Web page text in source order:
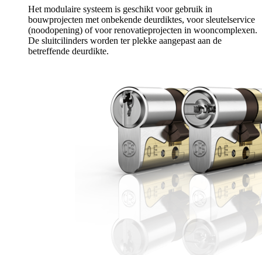
Het modulaire systeem is geschikt voor gebruik in
bouwprojecten met onbekende deurdiktes, voor sleutelservice
(noodopening) of voor renovatieprojecten in wooncomplexen.
De sluitcilinders worden ter plekke aangepast aan de
betreffende deurdikte.